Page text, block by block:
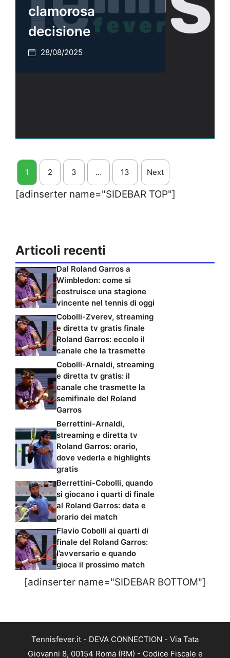
clamorosa
decisione
28/08/2025
1 2 3 … 13 Next
[adinserter name="SIDEBAR TOP"]
Articoli recenti
Dal Roland Garros a
Wimbledon: come si
costruisce una stagione
vincente nel tennis di oggi
Cobolli-Zverev, streaming
e diretta tv gratis finale
Roland Garros: eccolo il
canale che la trasmette
Cobolli-Arnaldi, streaming
e diretta tv gratis: il
canale che trasmette la
semifinale del Roland
Garros
Berrettini-Arnaldi,
streaming e diretta tv
Roland Garros: orario,
dove vederla e highlights
gratis
Berrettini-Cobolli, quando
si giocano i quarti di finale
al Roland Garros: data e
orario dei match
Flavio Cobolli ai quarti di
finale del Roland Garros:
l’avversario e quando
gioca il prossimo match
[adinserter name="SIDEBAR BOTTOM"]
Tennisfever.it - DEVA CONNECTION - Via Tata
Giovanni 8, 00154 Roma (RM) - Codice Fiscale e